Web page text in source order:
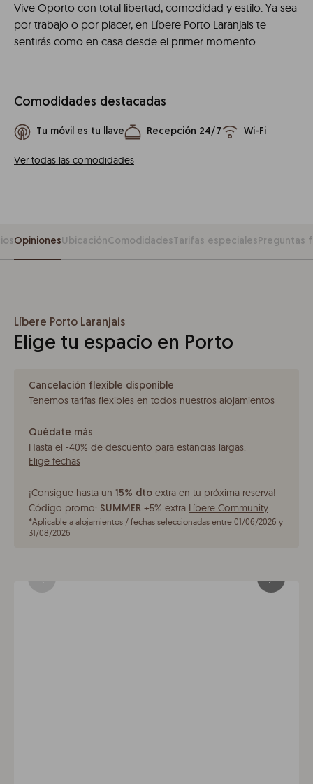
Vive Oporto con total libertad, comodidad y estilo. Ya sea
por trabajo o por placer, en Líbere Porto Laranjais te
sentirás como en casa desde el primer momento.
Comodidades destacadas
Tu móvil es tu llave Recepción 24/7 Wi-Fi
Ver todas las comodidades
OpinionesUbicaciónComodidades Tarifas especialesPreguntas
Líbere Porto Laranjais
Elige tu espacio en Porto
Cancelación flexible disponible
Tenemos tarifas flexibles en todos nuestros alojamientos
Quédate más
Hasta el -40% de descuento para estancias largas.
Elige fechas
¡Consigue hasta un 15% dto extra en tu próxima reserva!
Código promo: SUMMER +5% extra Líbere Community
*Aplicable a alojamientos / fechas seleccionadas entre 01/06/2026 y
31/08/2026